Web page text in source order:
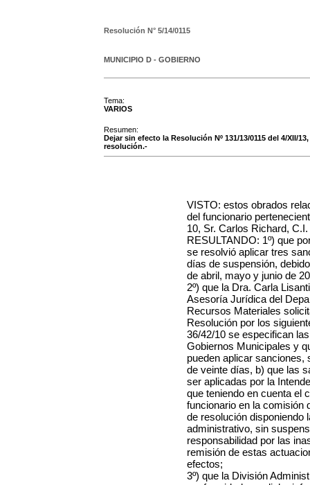
Resolución N° 5/14/0115
MUNICIPIO D - GOBIERNO
Tema:
VARIOS
Resumen:
Dejar sin efecto la Resolución Nº 131/13/0115 del 4/XII/
resolución.-
VISTO: estos obrados
del funcionario
10, Sr. Carlos Richard, C.I.
RESULTANDO: 1º) que
se resolvió aplicar tres
días de suspensión,
de abril, mayo y junio de
2º) que la Dra. Carla
Asesoría Jurídica del
Recursos Materiales
Resolución por los
36/42/10 se especifican
Gobiernos Municipales y
pueden aplicar sanciones,
de veinte días, b) que las
ser aplicadas por la
que teniendo en cuenta el
funcionario en la comisión
de resolución disponiendo
administrativo, sin
responsabilidad por las
remisión de estas
efectos;
3º) que la División